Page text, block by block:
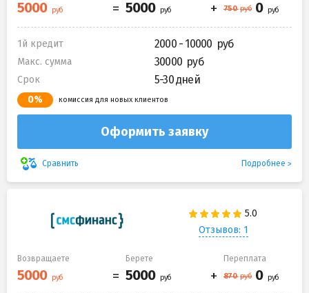
1й кредит 2000 - 10000
Макс. сумма 30000
Срок 5-30 дней
0% комиссия для новых клиентов
Оформить заявку
Сравнить Подробнее
Отзывов: 1
Возвращаете Берете Переплата